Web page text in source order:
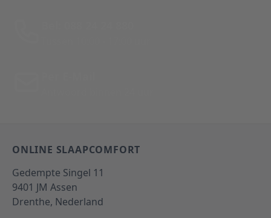
ONLINE SLAAPCOMFORT
Gedempte Singel 11
9401 JM Assen
Drenthe, Nederland